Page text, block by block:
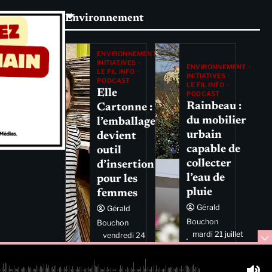
Environnement
ENVIRONNEMENT
INITIATIVES
LE FIL INFO
PODCAST
Elle
Cartonne :
l’emballage
devient
outil
d’insertion
pour les
femmes
Gérald
Bouchon
vendredi 24
juillet 2026
ENVIRONNEMENT
INITIATIVES
LE FIL INFO
PODCAST
Rainbeau :
du mobilier
urbain
capable de
collecter
l’eau de
pluie
Gérald
Bouchon
mardi 21 juillet
2026 11:44